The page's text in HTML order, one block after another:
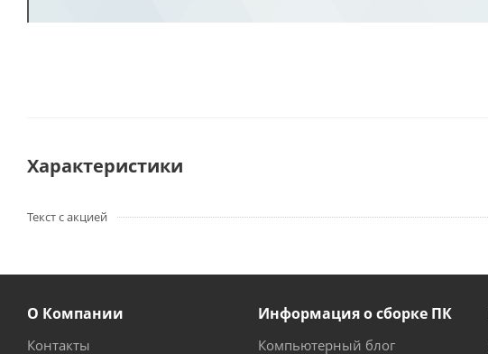
Характеристики
Текст с акцией
О Компании
Контакты
Информация о сборке ПК
Компьютерный блог